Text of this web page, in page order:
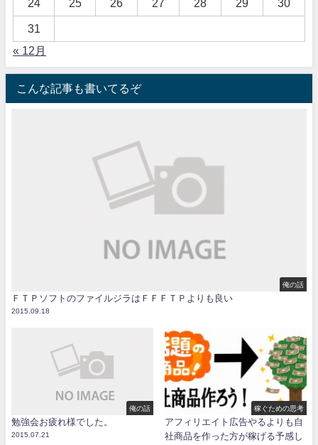
24 25 26 27 28 29 30
31
« 12月
こんな記事も書いてるぞ
俺の話
ＦＴＰソフトのファイルジラはＦＦＦＴＰよりも良い
2015.09.18
俺の話
勉強会お疲れ様でした。
2015.07.21
稼ぐための思考
アフィリエイト広告やるよりも自
社商品を作った方が稼げる予感し